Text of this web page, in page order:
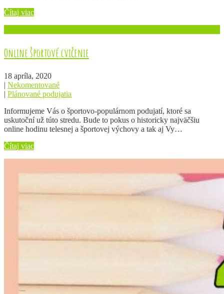
Čítaj viac
Online športové cvičenie
18 apríla, 2020
| Nekomentované
| Plánované podujatia
Informujeme Vás o športovo-populárnom podujatí, ktoré sa
uskutoční už túto stredu. Bude to pokus o historicky najväčšiu
online hodinu telesnej a športovej výchovy a tak aj Vy…
Čítaj viac